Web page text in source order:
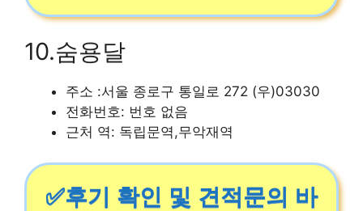
10.숨용달
주소 :서울 종로구 통일로 272 (우)03030
전화번호: 번호 없음
근처 역: 독립문역,무악재역
✅후기 확인 및 견적문의 바